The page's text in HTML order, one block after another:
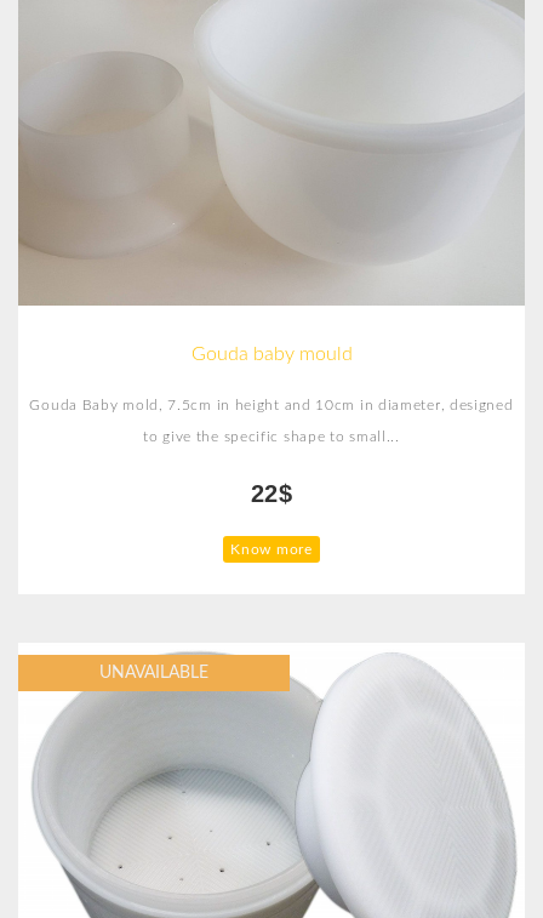
Gouda baby mould
Gouda Baby mold, 7.5cm in height and 10cm in diameter, designed
to give the specific shape to small...
22$
Know more
UNAVAILABLE
UNAVAILABLE